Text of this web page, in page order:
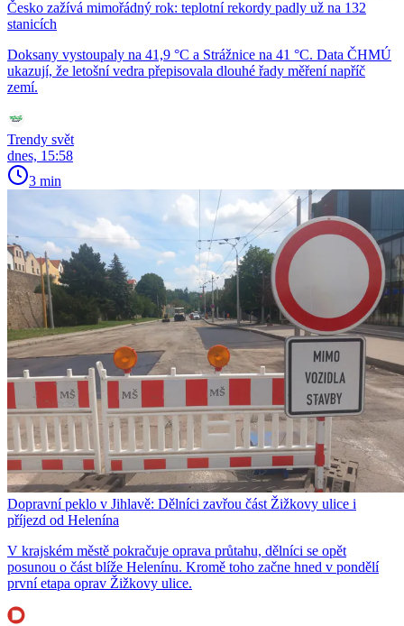
Česko zažívá mimořádný rok: teplotní rekordy padly už na 132
stanicích
Doksany vystoupaly na 41,9 °C a Strážnice na 41 °C. Data ČHMÚ
ukazují, že letošní vedra přepisovala dlouhé řady měření napříč
zemí.
Trendy svět
dnes, 15:58
3 min
Dopravní peklo v Jihlavě: Dělníci zavřou část Žižkovy ulice i
příjezd od Helenína
V krajském městě pokračuje oprava průtahu, dělníci se opět
posunou o část blíže Helenínu. Kromě toho začne hned v pondělí
první etapa oprav Žižkovy ulice.